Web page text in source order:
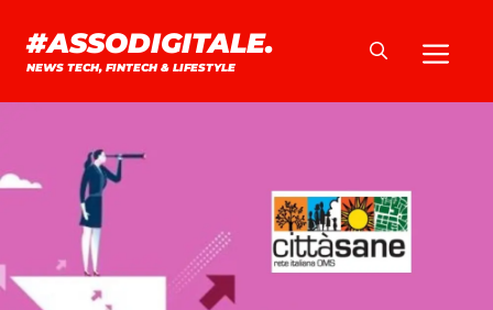
contenuto
#ASSODIGITALE.
NEWS TECH, FINTECH & LIFESTYLE